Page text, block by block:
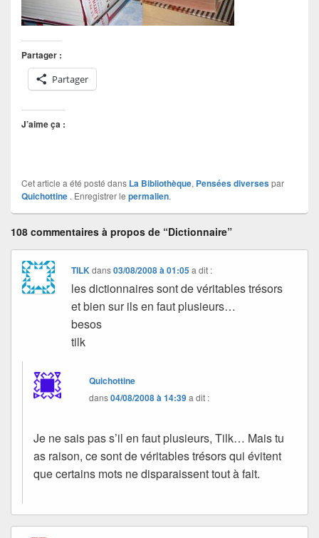
Partager :
Partager
J’aime ça :
Cet article a été posté dans La Bibliothèque, Pensées diversespar
Quichottine . Enregistrer le permalien.
108 commentaires à propos de “Dictionnaire”
TILKdans03/08/2008 à 01:05 a dit :
les dictionnaires sont de véritables trésors
et bien sur ils en faut plusieurs…
besos
tilk
Quichottine
dans04/08/2008 à 14:39a dit :
Je ne sais pas s’il en faut plusieurs, Tilk… Mais tu
as raison, ce sont de véritables trésors qui évitent
que certains mots ne disparaissent tout à fait.